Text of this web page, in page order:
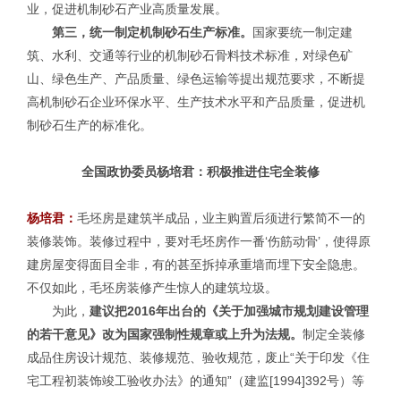
业，促进机制砂石产业高质量发展。
第三，统一制定机制砂石生产标准。
国家要统一制定建
筑、水利、交通等行业的机制砂石骨料技术标准，对绿色矿
山、绿色生产、产品质量、绿色运输等提出规范要求，不断提
高机制砂石企业环保水平、生产技术水平和产品质量，促进机
制砂石生产的标准化。
全国政协委员杨培君： 积极推进住宅全装修
杨培君： 毛坯房是建筑半成品，业主购置后须进行繁简不一的
装修装饰。装修过程中，要对毛坯房作一番‘伤筋动骨’，使得原
建房屋变得面目全非，有的甚至拆掉承重墙而埋下安全隐患。
不仅如此，毛坯房装修产生惊人的建筑垃圾。
为此， 建议把2016年出台的《关于加强城市规划建设管理
的若干意见》改为国家强制性规章或上升为法规。 制定全装修
成品住房设计规范、装修规范、验收规范，废止“关于印发《住
宅工程初装饰竣工验收办法》的通知”（建监[1994]392号）等